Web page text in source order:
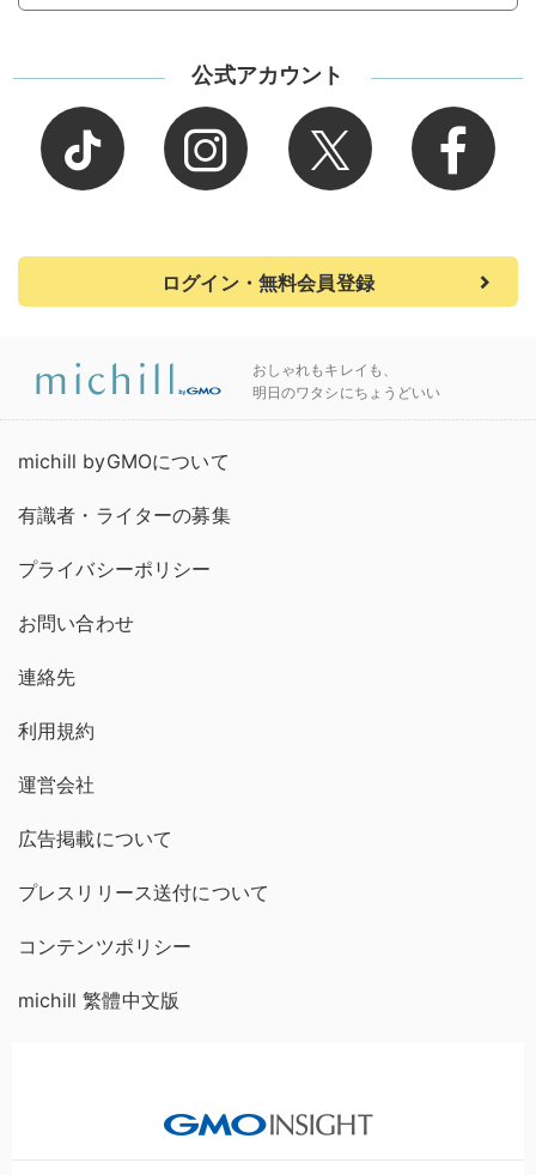
公式アカウント
ログイン・無料会員登録
おしゃれもキレイも、
明日のワタシにちょうどいい
michill byGMOについて
有識者・ライターの募集
プライバシーポリシー
お問い合わせ
連絡先
利用規約
運営会社
広告掲載について
プレスリリース送付について
コンテンツポリシー
michill 繁體中文版